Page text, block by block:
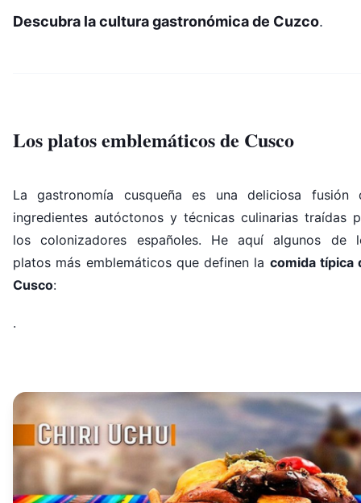
Descubra la cultura gastronómica de Cuzco.
Los platos emblemáticos de Cusco
La gastronomía cusqueña es una deliciosa fusión
ingredientes autóctonos y técnicas culinarias traídas
los colonizadores españoles. He aquí algunos de
platos más emblemáticos que definen la comida típica
Cusco:
.